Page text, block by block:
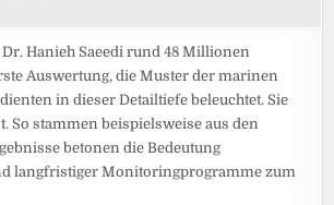
Hanieh Saeedi rund 48 Millionen
Auswertung, die Muster der marinen
in dieser Detailtiefe beleuchtet. Sie
So stammen beispielsweise aus den
betonen die Bedeutung
langfristiger Monitoringprogramme zum